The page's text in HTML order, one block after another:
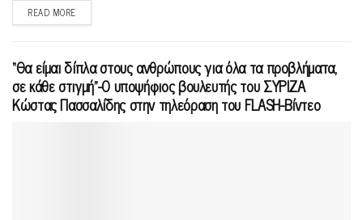
READ MORE
“Θα είμαι δίπλα στους ανθρώπους για όλα τα προβλήματα,
σε κάθε στιγμή”-Ο υποψήφιος βουλευτής του ΣΥΡΙΖΑ
Κώστας Πασσαλίδης στην τηλεόραση του FLASH-Bίντεο